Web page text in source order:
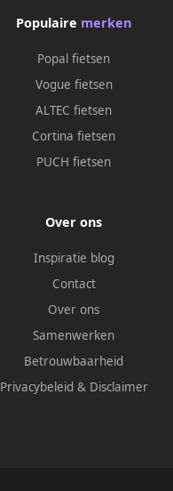
Populaire merken
Popal fietsen
Vogue fietsen
ALTEC fietsen
Cortina fietsen
PUCH fietsen
Over ons
Inspiratie blog
Contact
Over ons
Samenwerken
Betrouwbaarheid
Privacybeleid & Disclaimer